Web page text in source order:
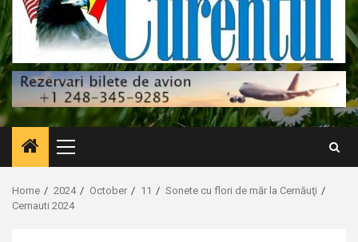
Primary
Menu
Home 2024 October 11
Sonete cu flori de măr la Cernăuţi
Cernauti 2024